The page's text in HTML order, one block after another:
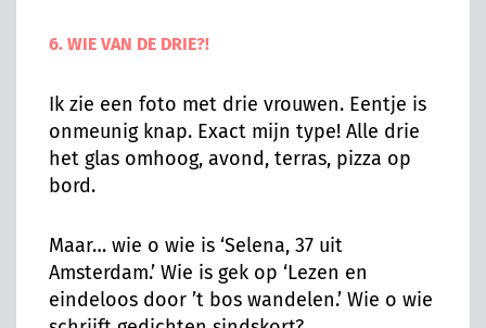
6. WIE VAN DE DRIE?!
Ik zie een foto met drie vrouwen. Eentje is
onmeunig knap. Exact mijn type! Alle drie
het glas omhoog, avond, terras, pizza op
bord.
Maar… wie o wie is ‘Selena, 37 uit
Amsterdam.’ Wie is gek op ‘Lezen en
eindeloos door ’t bos wandelen.’ Wie o wie